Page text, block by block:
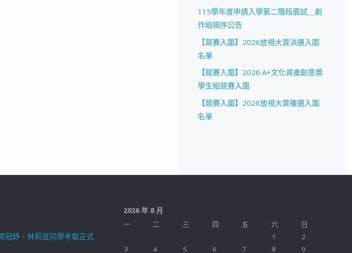
115學年度申請入學第二階段面試＿創
作組順序公告
【競賽入圍】2026放視大賞決選入圍
名單
【競賽入圍】2026 A+文化資產創意獎
學生組競賽入圍
【競賽入圍】2026放視大賞複選入圍
名單
冠妤、林莉芸同學考取正式
2026 年 8 月
一
二 三 四 五 六
日
1
2
3
4 5 6 7 8 9